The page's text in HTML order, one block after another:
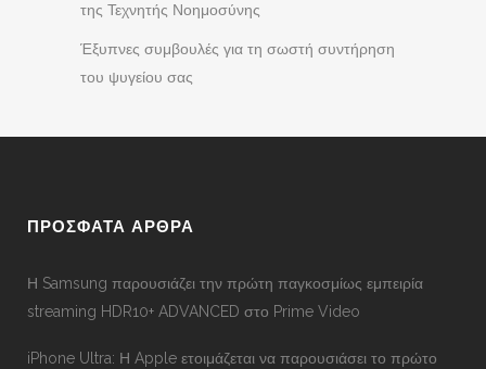
της Τεχνητής Νοημοσύνης
Έξυπνες συμβουλές για τη σωστή συντήρηση
του ψυγείου σας
ΠΡΟΣΦΑΤΑ ΑΡΘΡΑ
Η Samsung παρουσιάζει την πρώτη παγκοσμίως εμπειρία
streaming HDR10+ ADVANCED στο Prime Video
iPhone Ultra: Η Apple ετοιμάζεται να παρουσιάσει το πρώτο